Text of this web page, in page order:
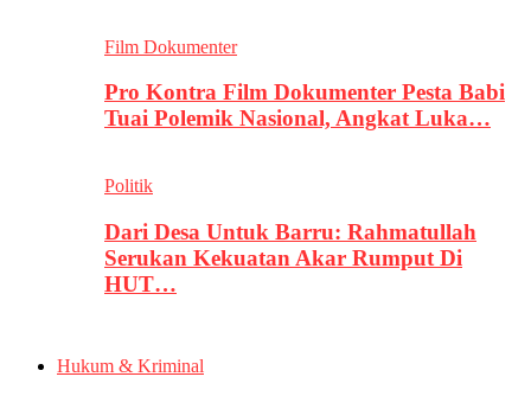
Film Dokumenter
Pro Kontra Film Dokumenter Pesta Babi
Tuai Polemik Nasional, Angkat Luka…
Politik
Dari Desa Untuk Barru: Rahmatullah
Serukan Kekuatan Akar Rumput Di
HUT…
Hukum & Kriminal